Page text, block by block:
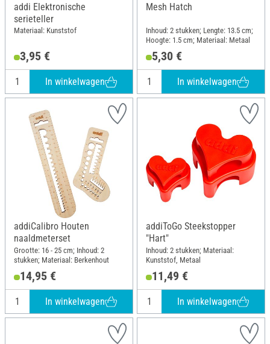
addi Elektronische
serieteller
Materiaal: Kunststof
3,95 €
In winkelwagen
Mesh Hatch
Inhoud: 2 stukken; Lengte: 13.5 cm;
Hoogte: 1.5 cm; Materiaal: Metaal
5,30 €
In winkelwagen
addiCalibro Houten
naaldmeterset
Grootte: 16 - 25 cm; Inhoud: 2
stukken; Materiaal: Berkenhout
14,95 €
In winkelwagen
addiToGo Steekstopper
"Hart"
Inhoud: 2 stukken; Materiaal:
Kunststof, Metaal
11,49 €
In winkelwagen